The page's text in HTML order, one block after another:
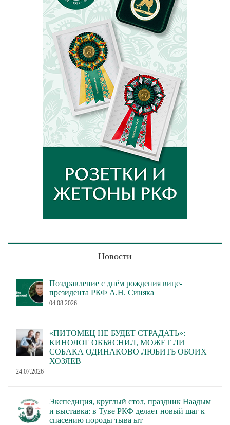
Новости
Поздравление с днём рождения вице-
президента РКФ А.Н. Синяка
04.08.2026
«ПИТОМЕЦ НЕ БУДЕТ СТРАДАТЬ»:
КИНОЛОГ ОБЪЯСНИЛ, МОЖЕТ ЛИ
СОБАКА ОДИНАКОВО ЛЮБИТЬ ОБОИХ
ХОЗЯЕВ
24.07.2026
Экспедиция, круглый стол, праздник Наадым
и выставка: в Туве РКФ делает новый шаг к
спасению породы тыва ыт